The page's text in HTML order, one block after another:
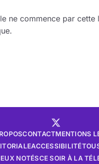
ne commence par cette
CONTACTMENTIONS
ACCESSIBILITÉ
NOTÉSCE SOIR À LA